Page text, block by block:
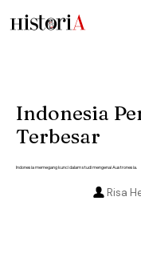
Indonesia
Terbesar
Indonesia memegang kunci dalam studi mengenai Austronesia.
Risa